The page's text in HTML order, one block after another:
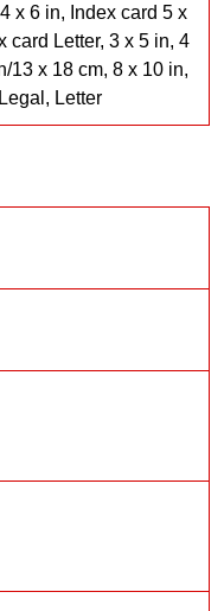
x 6 in, Index card 5 x
card Letter, 3 x 5 in, 4
13 x 18 cm, 8 x 10 in,
Letter